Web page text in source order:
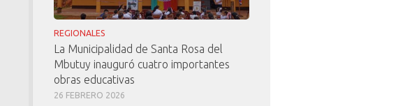
REGIONALES
La Municipalidad de Santa Rosa del
Mbutuy inauguró cuatro importantes
obras educativas
26 FEBRERO 2026